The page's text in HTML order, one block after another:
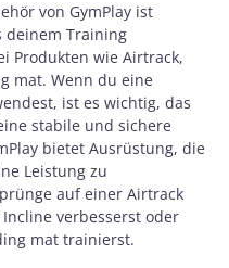
von GymPlay ist
deinem Training
Produkten wie Airtrack,
mat. Wenn du eine
ist es wichtig, das
stabile und sichere
bietet Ausrüstung, die
Leistung zu
auf einer Airtrack
verbesserst oder
mat trainierst.